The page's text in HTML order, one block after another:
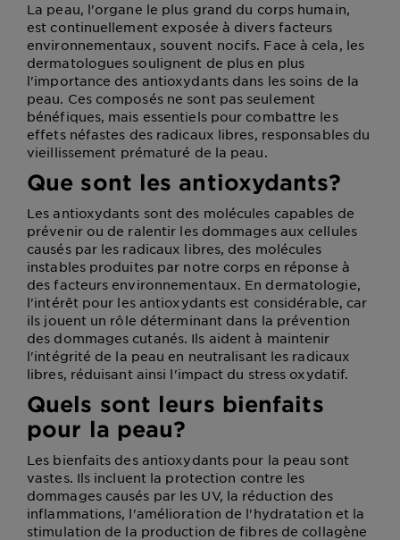
Au coeur
de
l'ingrédient
Garnier x
Gisele
Bündchen
Notre
magazine
La peau, l'organe le plus grand du corps humain,
est continuellement exposée à divers facteurs
environnementaux, souvent nocifs. Face à cela, les
dermatologues soulignent de plus en plus
l'importance des antioxydants dans les soins de la
peau. Ces composés ne sont pas seulement
bénéfiques, mais essentiels pour combattre les
effets néfastes des radicaux libres, responsables du
vieillissement prématuré de la peau.
Que sont les antioxydants?
Les antioxydants sont des molécules capables de
prévenir ou de ralentir les dommages aux cellules
causés par les radicaux libres, des molécules
instables produites par notre corps en réponse à
des facteurs environnementaux. En dermatologie,
l'intérêt pour les antioxydants est considérable, car
ils jouent un rôle déterminant dans la prévention
des dommages cutanés. Ils aident à maintenir
l'intégrité de la peau en neutralisant les radicaux
libres, réduisant ainsi l'impact du stress oxydatif.
Quels sont leurs bienfaits
pour la peau?
Les bienfaits des antioxydants pour la peau sont
vastes. Ils incluent la protection contre les
dommages causés par les UV, la réduction des
inflammations, l'amélioration de l'hydratation et la
stimulation de la production de fibres de collagène